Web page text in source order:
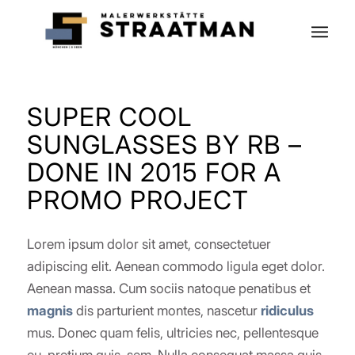
SUPER COOL
SUNGLASSES BY RB –
DONE IN 2015 FOR A
PROMO PROJECT
Lorem ipsum dolor sit amet, consectetuer
adipiscing elit. Aenean commodo ligula eget dolor.
Aenean massa. Cum sociis natoque penatibus et
magnisdis parturient montes, nascetur ridiculus
mus. Donec quam felis, ultricies nec, pellentesque